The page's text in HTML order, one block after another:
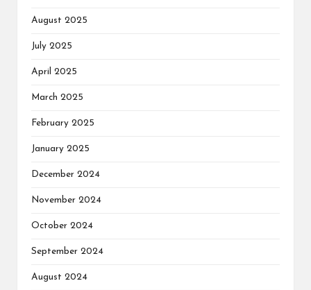
August 2025
July 2025
April 2025
March 2025
February 2025
January 2025
December 2024
November 2024
October 2024
September 2024
August 2024